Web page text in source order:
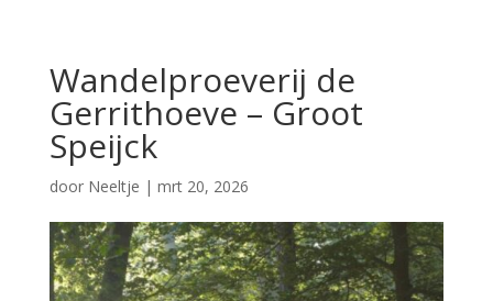
Wandelproeverij de
Gerrithoeve – Groot
Speijck
door Neeltje | mrt 20, 2026